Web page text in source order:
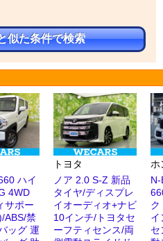
似た条件で検索
ハイ
4WD
サポー
ABS/禁
ッグ 運
トヨタ
ノア 2.0 S-Z 新品
タイヤ/ディスプレ
イオーディオ+ナビ
10インチ/トヨタセ
ーフティセンス/両
ホ
ク
イ
セ